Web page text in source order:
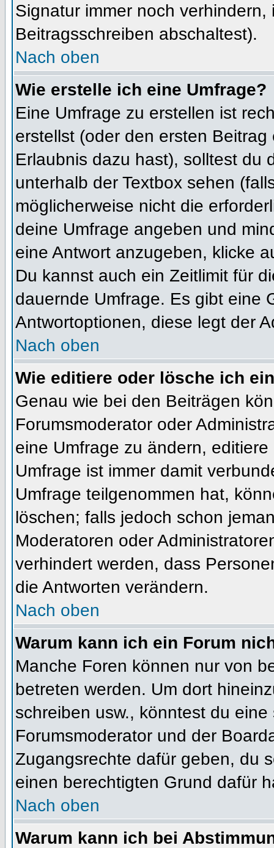
Signatur immer noch
Beitragsschreiben abschaltest).
Nach oben
Wie erstelle ich eine Umfrage?
Eine Umfrage zu erstellen ist
erstellst (oder den ersten
Erlaubnis dazu hast), solltest du
unterhalb der Textbox sehen
möglicherweise nicht die
deine Umfrage angeben und
eine Antwort anzugeben, klicke
Du kannst auch ein Zeitlimit für
dauernde Umfrage. Es gibt eine
Antwortoptionen, diese legt der
Nach oben
Wie editiere oder lösche ich
Genau wie bei den Beiträgen
Forumsmoderator oder
eine Umfrage zu ändern,
Umfrage ist immer damit
Umfrage teilgenommen hat,
löschen; falls jedoch schon
Moderatoren oder
verhindert werden, dass
die Antworten verändern.
Nach oben
Warum kann ich ein Forum
Manche Foren können nur von
betreten werden. Um dort
schreiben usw., könntest du
Forumsmoderator und der
Zugangsrechte dafür geben, du
einen berechtigten Grund dafür
Nach oben
Warum kann ich bei